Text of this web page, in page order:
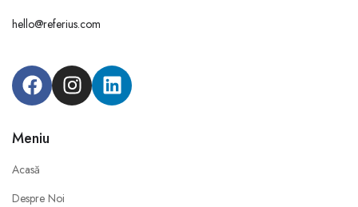
hello@referius.com
Meniu
Acasă
Despre Noi